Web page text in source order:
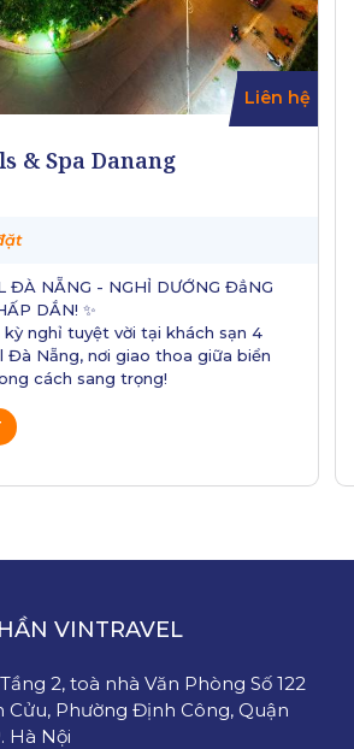
Liên hệ
& Spa Danang
ĐÀ NẴNG - NGHỈ DƯỚNG ĐẳNG
DẮN! ✨
kỳ nghỉ tuyệt vời tại khách sạn 4
Đà Nẵng, nơi giao thoa giữa biển
cách sang trọng!
VINTRAVEL
Tầng 2, toà nhà Văn Phòng Số 122
Cửu, Phường Định Công, Quận
Hà Nội